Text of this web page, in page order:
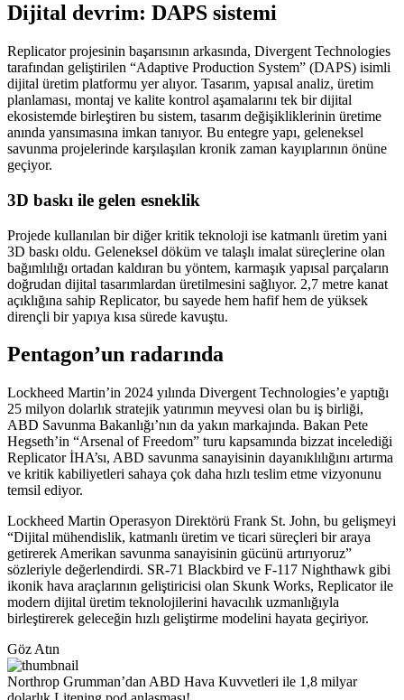
Dijital devrim: DAPS sistemi
Replicator projesinin başarısının arkasında, Divergent Technologies
tarafından geliştirilen “Adaptive Production System” (DAPS) isimli
dijital üretim platformu yer alıyor. Tasarım, yapısal analiz, üretim
planlaması, montaj ve kalite kontrol aşamalarını tek bir dijital
ekosistemde birleştiren bu sistem, tasarım değişikliklerinin üretime
anında yansımasına imkan tanıyor. Bu entegre yapı, geleneksel
savunma projelerinde karşılaşılan kronik zaman kayıplarının önüne
geçiyor.
3D baskı ile gelen esneklik
Projede kullanılan bir diğer kritik teknoloji ise katmanlı üretim yani
3D baskı oldu. Geleneksel döküm ve talaşlı imalat süreçlerine olan
bağımlılığı ortadan kaldıran bu yöntem, karmaşık yapısal parçaların
doğrudan dijital tasarımlardan üretilmesini sağlıyor. 2,7 metre kanat
açıklığına sahip Replicator, bu sayede hem hafif hem de yüksek
dirençli bir yapıya kısa sürede kavuştu.
Pentagon’un radarında
Lockheed Martin’in 2024 yılında Divergent Technologies’e yaptığı
25 milyon dolarlık stratejik yatırımın meyvesi olan bu iş birliği,
ABD Savunma Bakanlığı’nın da yakın markajında. Bakan Pete
Hegseth’in “Arsenal of Freedom” turu kapsamında bizzat incelediği
Replicator İHA’sı, ABD savunma sanayisinin dayanıklılığını artırma
ve kritik kabiliyetleri sahaya çok daha hızlı teslim etme vizyonunu
temsil ediyor.
Lockheed Martin Operasyon Direktörü Frank St. John, bu gelişmeyi
“Dijital mühendislik, katmanlı üretim ve ticari süreçleri bir araya
getirerek Amerikan savunma sanayisinin gücünü artırıyoruz”
sözleriyle değerlendirdi. SR-71 Blackbird ve F-117 Nighthawk gibi
ikonik hava araçlarının geliştiricisi olan Skunk Works, Replicator ile
modern dijital üretim teknolojilerini havacılık uzmanlığıyla
birleştirerek geleceğin hızlı geliştirme modelini hayata geçiriyor.
Göz Atın
Northrop Grumman’dan ABD Hava Kuvvetleri ile 1,8 milyar